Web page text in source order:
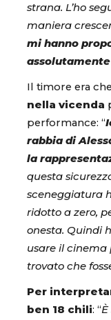
strana. L’ho
maniera
mi hanno
Il timore era che
nella vicenda
performance: “
rabbia di
la
questa
sceneggiatura
ridotto a zero,
onesta. Quindi
usare il cinema
trovato che
Per
ben 18 chili: “È